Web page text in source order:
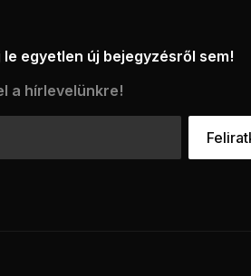
le egyetlen új bejegyzésről sem!
a hírlevelünkre!